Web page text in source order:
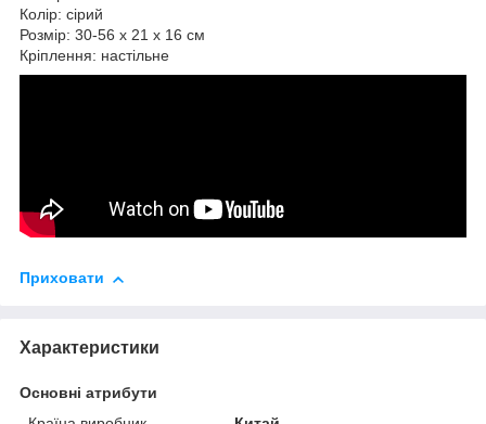
Колір: сірий
Розмір: 30-56 х 21 х 16 см
Кріплення: настільне
Приховати
Характеристики
Основні атрибути